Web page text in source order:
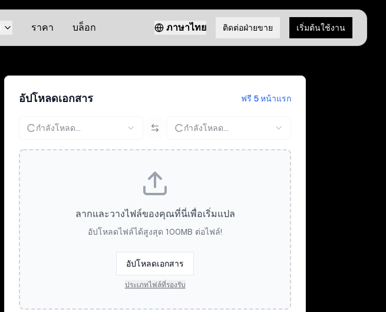
ราคา บล็อก ภาษาไทย ติดต่อฝ่ายขาย เริ่มต้นใช้งาน
อัปโหลดเอกสาร ฟรี 5 หน้าแรก
กำลังโหลด... กำลังโหลด...
ลากและวางไฟล์ของคุณที่นี่เพื่อเริ่มแปล
อัปโหลดไฟล์ได้สูงสุด 100MB ต่อไฟล์!
อัปโหลดเอกสาร
ประเภทไฟล์ที่รองรับ